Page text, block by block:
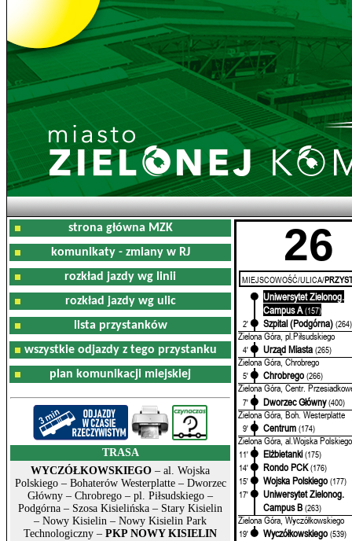
strona główna MZK
komunikaty - zmiany w RJ
rozkład jazdy wg linii
rozkład jazdy wg ulic
lista przystanków
wszystkie odjazdy z tego przystanku
plan komunikacji miejskiej
TRASA
WYCZÓŁKOWSKIEGO – al. Wojska
Polskiego – Bohaterów Westerplatte – Dworzec
Główny – Chrobrego – pl. Piłsudskiego –
Podgórna – Szosa Kisielińska – Stary Kisielin
– Nowy Kisielin – Nowy Kisielin Park
Technologiczny – PKP NOWY KISIELIN
26
MIEJSCOWOŚĆ/ULICA/
Uniwersytet Zielonog.
Campus A (157)
2'
Szpital (Podgórna) (264)
Zielona Góra, pl.Piłsudskiego
4' Urząd Miasta (265)
Zielona Góra, Chrobrego
5' Chrobrego (266)
Zielona Góra, Centr.
7' Dworzec Główny (400)
Zielona Góra, Boh. Westerplatte
9' Centrum (174)
Zielona Góra, al.Wojska Polskiego
11' Elżbietanki (175)
14'
Rondo PCK (176)
15'
Wojska Polskiego (177)
17'
Uniwersytet Zielonog.
Campus B (263)
Zielona Góra, Wyczółkowskiego
19' Wyczółkowskiego (539)